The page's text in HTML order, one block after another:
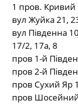
1 пров. Кривий
вул Жуйка 21,
вул Південна
17/2, 17а, 8
пров 1-й
пров 2-й
пров Сухий Яр
пров